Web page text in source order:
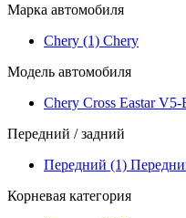
Марка автомобиля
Chery (1) Chery
Модель автомобиля
Chery Cross Eastar
Передний / задний
Передний (1)
Корневая категория